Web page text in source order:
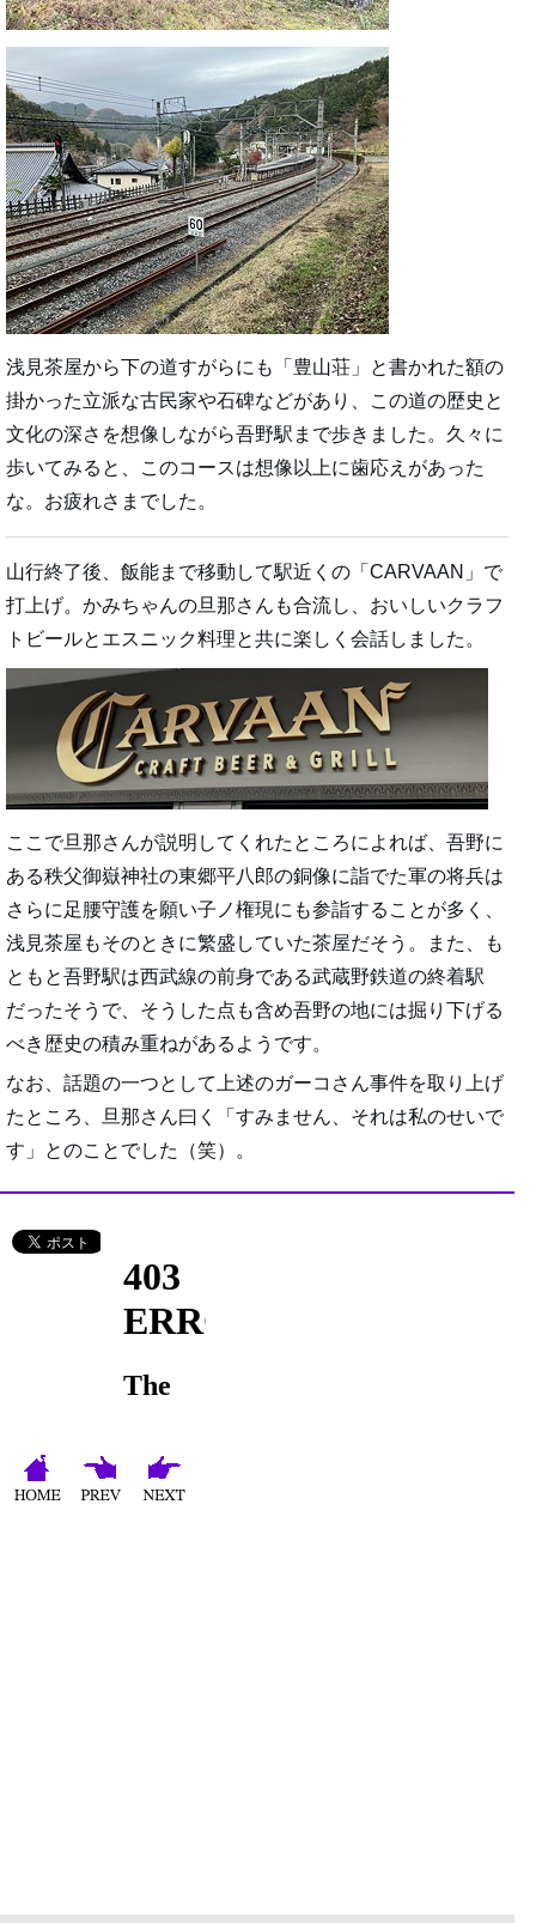
浅見茶屋から下の道すがらにも「豊山荘」と書かれた額の
掛かった立派な古民家や石碑などがあり、この道の歴史と
文化の深さを想像しながら吾野駅まで歩きました。久々に
歩いてみると、このコースは想像以上に歯応えがあった
な。お疲れさまでした。
山行終了後、飯能まで移動して駅近くの「CARVAAN」で
打上げ。かみちゃんの旦那さんも合流し、おいしいクラフ
トビールとエスニック料理と共に楽しく会話しました。
ここで旦那さんが説明してくれたところによれば、吾野に
ある秩父御嶽神社の東郷平八郎の銅像に詣でた軍の将兵は
さらに足腰守護を願い子ノ権現にも参詣することが多く、
浅見茶屋もそのときに繁盛していた茶屋だそう。また、も
ともと吾野駅は西武線の前身である武蔵野鉄道の終着駅
だったそうで、そうした点も含め吾野の地には掘り下げる
べき歴史の積み重ねがあるようです。
なお、話題の一つとして上述のガーコさん事件を取り上げ
たところ、旦那さん曰く「すみません、それは私のせいで
す」とのことでした（笑）。